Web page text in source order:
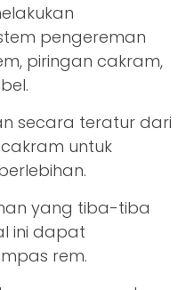
pengereman
piringan cakram,
secara teratur dari
untuk
yang tiba-tiba
ini dapat
rem.